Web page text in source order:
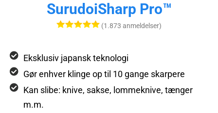
SurudoiSharp Pro™
(1.873 anmeldelser)
Eksklusiv japansk teknologi
Gør enhver klinge op til 10 gange skarpere
Kan slibe: knive, sakse, lommeknive, tænger
m.m.